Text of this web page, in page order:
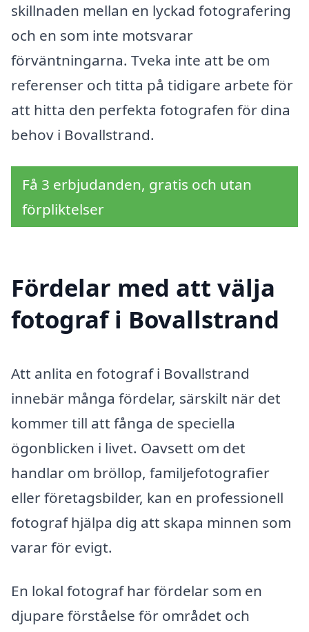
skillnaden mellan en lyckad fotografering
och en som inte motsvarar
förväntningarna. Tveka inte att be om
referenser och titta på tidigare arbete för
att hitta den perfekta fotografen för dina
behov i Bovallstrand.
Få 3 erbjudanden, gratis och utan
förpliktelser
Fördelar med att välja
fotograf i Bovallstrand
Att anlita en fotograf i Bovallstrand
innebär många fördelar, särskilt när det
kommer till att fånga de speciella
ögonblicken i livet. Oavsett om det
handlar om bröllop, familjefotografier
eller företagsbilder, kan en professionell
fotograf hjälpa dig att skapa minnen som
varar för evigt.
En lokal fotograf har fördelar som en
djupare förståelse för området och